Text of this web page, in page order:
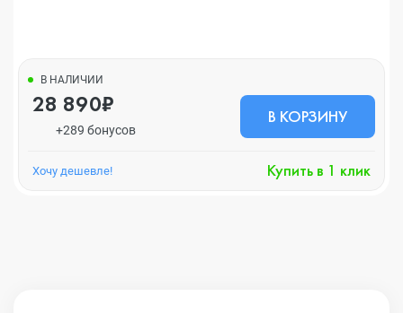
В НАЛИЧИИ
28 890₽
+289 бонусов
В КОРЗИНУ
Хочу дешевле! Купить в 1 клик